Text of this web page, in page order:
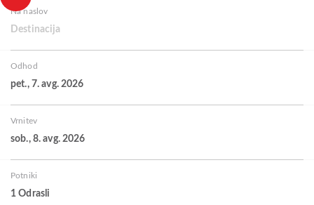
Na naslov
Destinacija
Odhod
pet., 7. avg. 2026
Vrnitev
sob., 8. avg. 2026
Potniki
1 Odrasli